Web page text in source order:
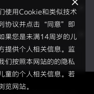
使用Cookie和类似技术
协议并点击“同意”即
果您是未满14周岁的儿
提供个人相关信息。监
按照本网站的的隐私
童的个人相关信息。若
网站。